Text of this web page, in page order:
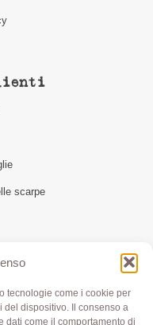
tecnologie come i cookie per
del dispositivo. Il consenso a
dati come il comportamento di
scarpe